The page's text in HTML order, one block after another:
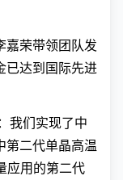
嘉荣带领团队发
已达到国际先进
我们实现了中
第二代单晶高温
应用的第二代